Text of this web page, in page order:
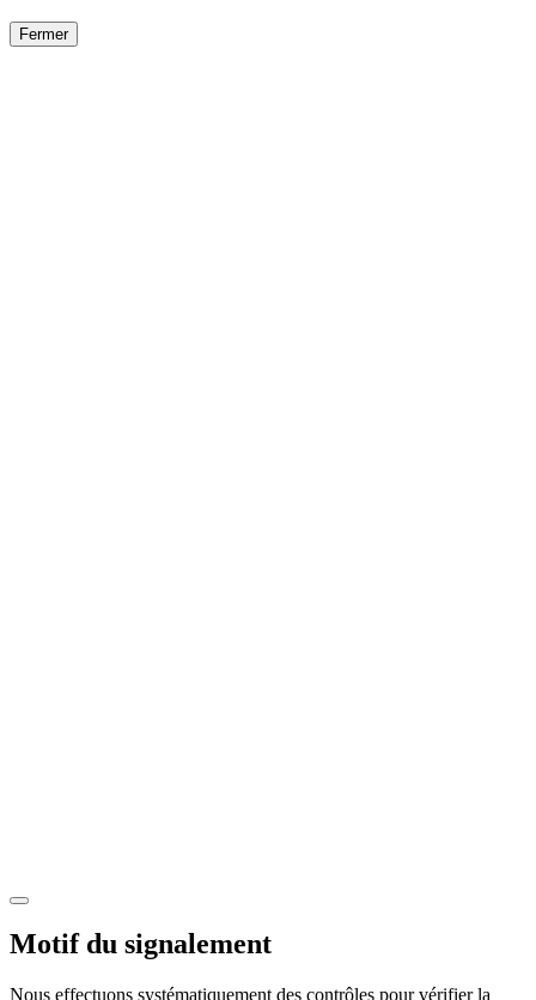
Fermer
Motif du signalement
Nous effectuons systématiquement des contrôles pour vérifier la